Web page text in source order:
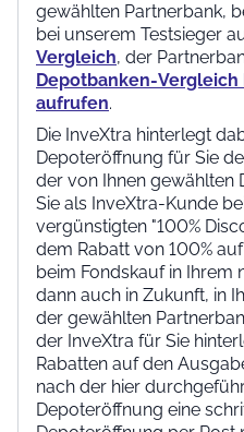
gewählten Partnerbank,
bei unserem Testsieger
Vergleich, der
Depotbanken-Vergleich
aufrufen.
Die InveXtra hinterlegt
Depoteröffnung für Sie
der von Ihnen gewählten
Sie als InveXtra-Kunde
vergünstigten "100%
dem Rabatt von 100%
beim Fondskauf in Ihrem
dann auch in Zukunft, in
der gewählten
der InveXtra für Sie
Rabatten auf den
nach der hier
Depoteröffnung eine